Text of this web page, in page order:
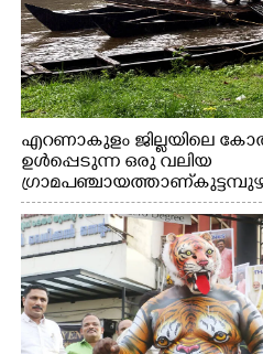
എറണാകുളം ജില്ലയിലെ
ഉൾപ്പെടുന്ന ഒരു വലിയ
ഗ്രാമപഞ്ചായത്താണ്
ആദിവാസി ഊരുകളായ
ഉറിയംപെട്ടി, തേക്കല്ല്,
സ്ഥലങ്ങളിലേക്കുള്ള പ്രധാന
കാണുന്ന കടത്ത് വള്ളം